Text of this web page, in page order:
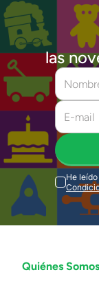
las
He
Quiénes Somos